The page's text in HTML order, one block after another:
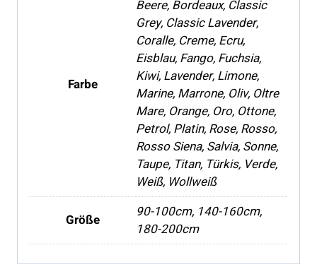
Farbe
Beere, Bordeaux, Classic
Grey, Classic Lavender,
Coralle, Creme, Ecru,
Eisblau, Fango, Fuchsia,
Kiwi, Lavender, Limone,
Marine, Marrone, Oliv, Oltre
Mare, Orange, Oro, Ottone,
Petrol, Platin, Rose, Rosso,
Rosso Siena, Salvia, Sonne,
Taupe, Titan, Türkis, Verde,
Weiß, Wollweiß
Größe
90-100cm, 140-160cm,
180-200cm